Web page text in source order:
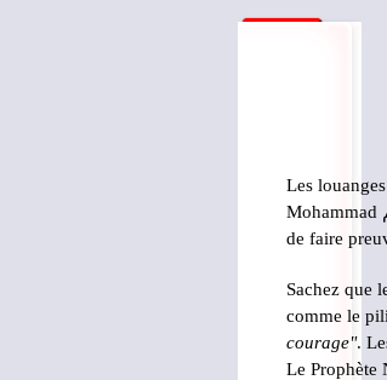
Les
Mohammad
de faire
Sachez que
comme le
courage"
Le Prophète